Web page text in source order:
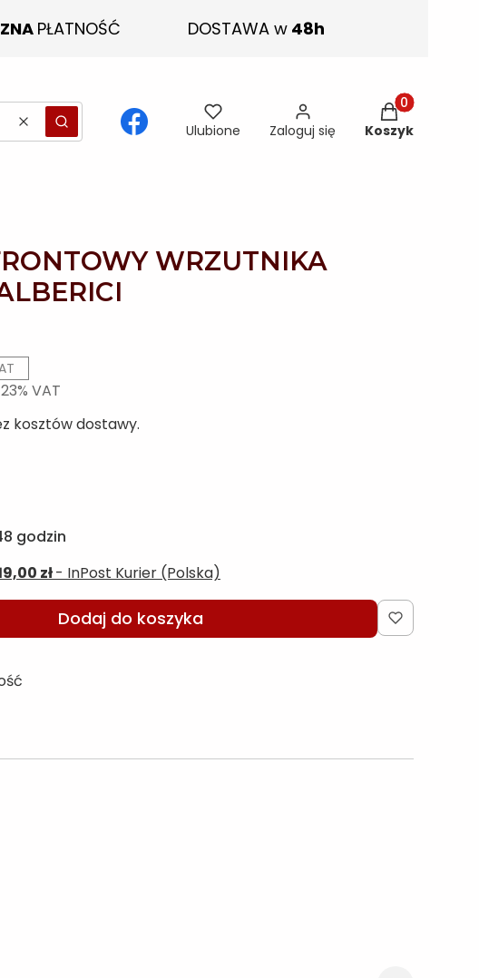
PŁATNOŚĆ DOSTAWA w 48h
WyczyśćSzukaj Ulubione Zaloguj się
Produkty w
Koszyk
WRZUTNIKA
VAT
23% VAT
kosztów dostawy.
godzin
zł- InPost Kurier (Polska)
Dodaj do koszyka